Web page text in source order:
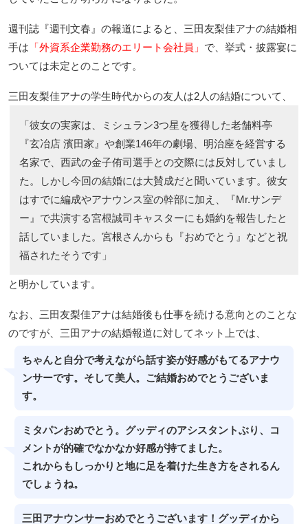
週刊誌『週刊文春』の報道によると、三田友梨佳アナの結婚相
手は 「外資系企業勤務のエリート会社員」 で、挙式・披露宴に
ついては未定とのことです。
三田友梨佳アナの学生時代からの友人は2人の結婚について、
「彼女の実家は、ミシュラン3つ星を獲得した老舗料亭
『玄冶店 濱田家』や創業146年の劇場、明治座を経営する
名家で、西武の金子侑司選手との交際には反対していまし
た。しかし今回の結婚には大賛成だと聞いています。彼女
はすでに編成やアナウンス室の幹部に加え、『Mr.サンデ
ー』で共演する宮根誠司キャスターにも婚約を報告したと
話していました。宮根さんからも『おめでとう』などと祝
福されたそうです」
と明かしています。
なお、三田友梨佳アナは結婚後も仕事を続ける意向とのことな
のですが、三田アナの結婚報道に対してネット上では、
ちゃんと自分で考えながら話す姿が好感がもてるアナウ
ンサーです。そして美人。ご結婚おめでとうございま
す。
ミタパンおめでとう。グッディのアシスタントぶり、コ
メントが的確でなかなか好感が持てました。
これからもしっかりと地に足を着けた生き方をされるん
でしょうね。
三田アナウンサーおめでとうございます！グッディから